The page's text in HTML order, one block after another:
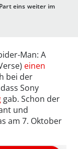
eins weiter im
Man: A
einen
bei der
Sony
gab. Schon der
und
am 7. Oktober